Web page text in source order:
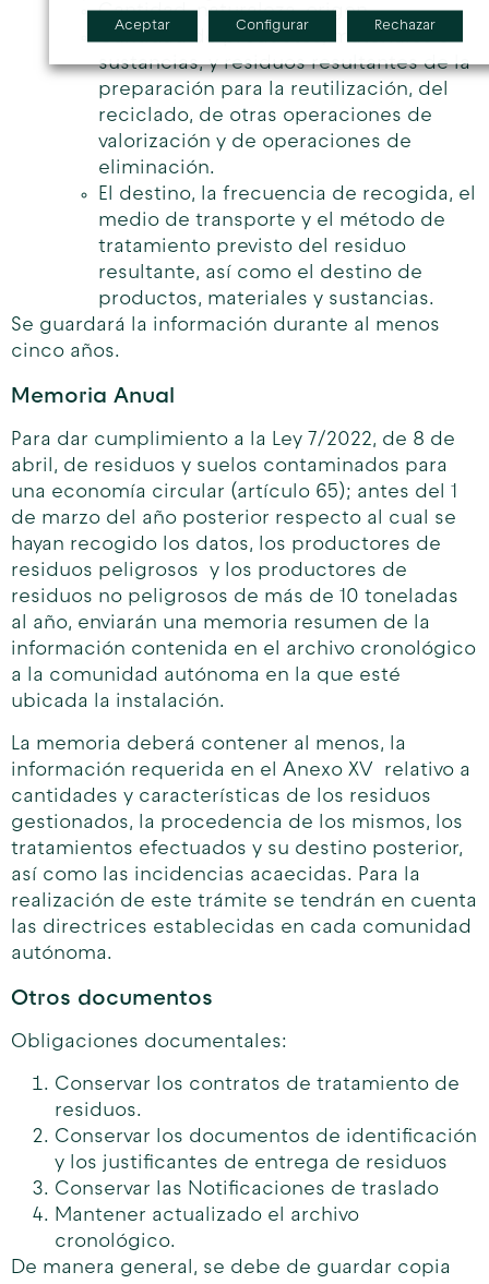
Cantidad, naturaleza, origen
Cantidad de productos, materiales o
sustancias, y residuos resultantes de la
preparación para la reutilización, del
reciclado, de otras operaciones de
valorización y de operaciones de
eliminación.
El destino, la frecuencia de recogida, el
medio de transporte y el método de
tratamiento previsto del residuo
resultante, así como el destino de
productos, materiales y sustancias.
Se guardará la información durante al menos
cinco años.
Memoria Anual
Para dar cumplimiento a la Ley 7/2022, de 8 de
abril, de residuos y suelos contaminados para
una economía circular (artículo 65); antes del 1
de marzo del año posterior respecto al cual se
hayan recogido los datos, los productores de
residuos peligrosos y los productores de
residuos no peligrosos de más de 10 toneladas
al año, enviarán una memoria resumen de la
información contenida en el archivo cronológico
a la comunidad autónoma en la que esté
ubicada la instalación.
La memoria deberá contener al menos, la
información requerida en el Anexo XV relativo a
cantidades y características de los residuos
gestionados, la procedencia de los mismos, los
tratamientos efectuados y su destino posterior,
así como las incidencias acaecidas. Para la
realización de este trámite se tendrán en cuenta
las directrices establecidas en cada comunidad
autónoma.
Otros documentos
Obligaciones documentales:
Conservar los contratos de tratamiento de
residuos.
Conservar los documentos de identificación
y los justificantes de entrega de residuos
Conservar las Notificaciones de traslado
Mantener actualizado el archivo
cronológico.
De manera general, se debe de guardar copia
Aceptar Configurar Rechazar